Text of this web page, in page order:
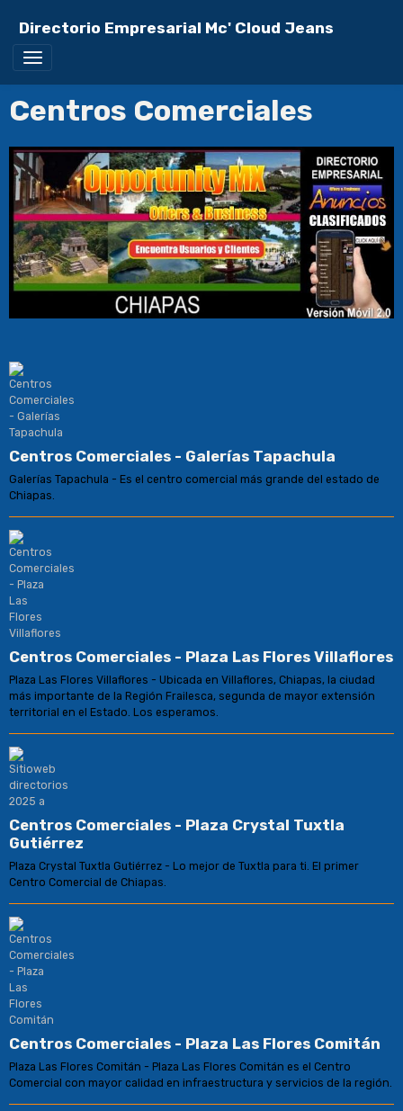
Directorio Empresarial Mc' Cloud Jeans
Centros Comerciales
Centros Comerciales - Galerías Tapachula
Galerías Tapachula - Es el centro comercial más grande del estado de
Chiapas.
Centros Comerciales - Plaza Las Flores Villaflores
Plaza Las Flores Villaflores - Ubicada en Villaflores, Chiapas, la ciudad
más importante de la Región Frailesca, segunda de mayor extensión
territorial en el Estado. Los esperamos.
Centros Comerciales - Plaza Crystal Tuxtla
Gutiérrez
Plaza Crystal Tuxtla Gutiérrez - Lo mejor de Tuxtla para ti. El primer
Centro Comercial de Chiapas.
Centros Comerciales - Plaza Las Flores Comitán
Plaza Las Flores Comitán - Plaza Las Flores Comitán es el Centro
Comercial con mayor calidad en infraestructura y servicios de la región.